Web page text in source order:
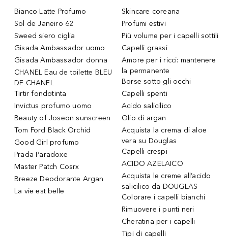
Bianco Latte Profumo
Sol de Janeiro 62
Sweed siero ciglia
Gisada Ambassador uomo
Gisada Ambassador donna
CHANEL Eau de toilette BLEU
DE CHANEL
Tirtir fondotinta
Invictus profumo uomo
Beauty of Joseon sunscreen
Tom Ford Black Orchid
Good Girl profumo
Prada Paradoxe
Master Patch Cosrx
Breeze Deodorante Argan
La vie est belle
Skincare coreana
Profumi estivi
Più volume per i capelli sottili
Capelli grassi
Amore per i ricci: mantenere
la permanente
Borse sotto gli occhi
Capelli spenti
Acido salicilico
Olio di argan
Acquista la crema di aloe
vera su Douglas
Capelli crespi
ACIDO AZELAICO
Acquista le creme all’acido
salicilico da DOUGLAS
Colorare i capelli bianchi
Rimuovere i punti neri
Cheratina per i capelli
Tipi di capelli